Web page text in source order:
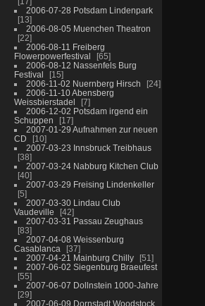
2006-07-28 Potsdam Lindenpark
13
2006-08-05 Muenchen Theatron
22
2006-08-11 Freiberg
Flowerpowerfestival
65
2006-08-12 Nassenfels Burg
Festival
15
2006-11-02 Nuernberg Hirsch
24
2006-11-10 Abensberg
Weissbierstadel
7
2006-12-02 Potsdam irgend ein
Schuppen
17
2007-01-29 Aufnahmen zur neuen
CD
10
2007-03-23 Innsbruck Treibhaus
38
2007-03-24 Nabburg Kitchen Club
40
2007-03-29 Freising Lindenkeller
5
2007-03-30 Lindau Club
Vaudeville
42
2007-03-31 Passau Zeughaus
83
2007-04-08 Weissenburg
Casablanca
37
2007-04-21 Mainburg Chilly
51
2007-06-02 Siegenburg Braeufest
55
2007-06-07 Dollnstein 1000-Jahre
29
2007-06-09 Dornstadt Woodstock